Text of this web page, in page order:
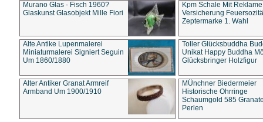
Murano Glas - Fisch 1960?
Glaskunst Glasobjekt Mille Fiori
Kpm Schale Mit Reklame
Versicherung
Zeptermarke 1. Wahl
Alte Antike Lupenmalerei
Miniaturmalerei Signiert Seguin
Um 1860/1880
Toller Glücksbuddha
Unikat Happy Buddha
Glücksbringer Holzfigur
Alter Antiker Granat Armreif
Armband Um 1900/1910
MÜnchner Biedermeier
Historische Ohrringe
Schaumgold 585
Perlen